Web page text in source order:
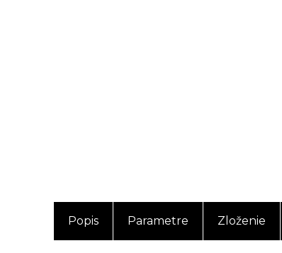
Popis Parametre Zloženie